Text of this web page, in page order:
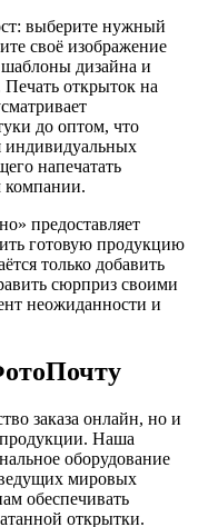
выберите нужный
своё изображение
дизайна и
Печать открыток на
до оптом, что
индивидуальных
напечатать
компании.
предоставляет
готовую продукцию
только добавить
сюрприз своими
неожиданности и
заказа онлайн, но и
продукции. Наша
оборудование
мировых
обеспечивать
открытки.